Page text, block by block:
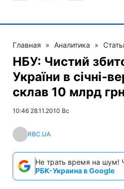
Главная » Аналитика »
НБУ: Чистий
України в січні-
склав 10 млрд грн
10:46 28.11.2010 Вс
RBC.UA
Не трать время на шум!
РБК-Украина в Google